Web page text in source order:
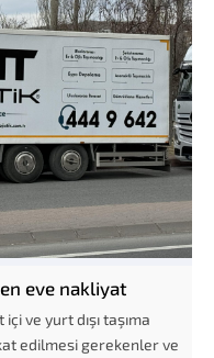
eve nakliyat
ve yurt dışı taşıma
edilmesi gerekenler ve